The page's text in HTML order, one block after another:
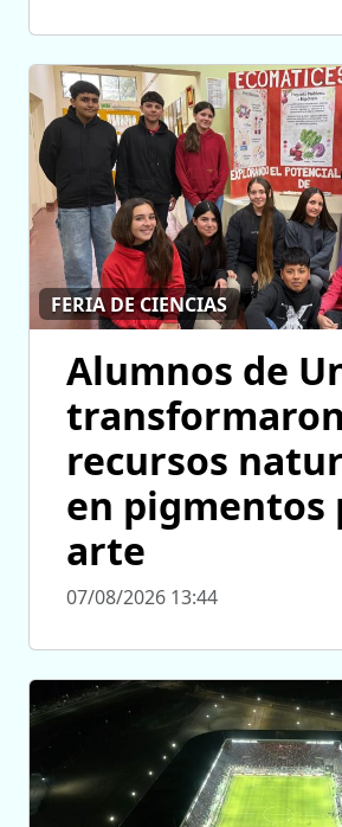
FERIA DE CIENCIAS
Alumnos de
transformaron
recursos
en pigmentos
arte
07/08/2026 13:44